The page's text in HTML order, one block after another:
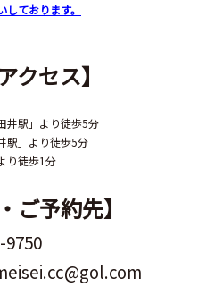
しております。
クセス】
井駅」より徒歩5分
駅」より徒歩5分
り徒歩1分
ご予約先】